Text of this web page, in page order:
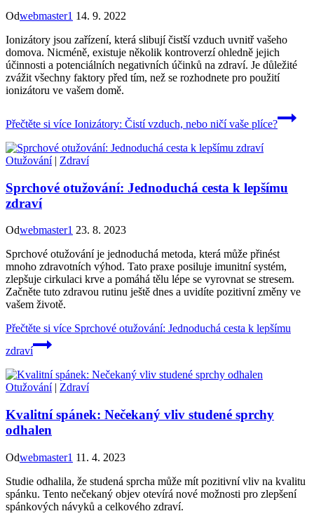
Odwebmaster1 14. 9. 2022
Ionizátory jsou zařízení, která slibují čistší vzduch uvnitř vašeho
domova. Nicméně, existuje několik kontroverzí ohledně jejich
účinnosti a potenciálních negativních účinků na zdraví. Je důležité
zvážit všechny faktory před tím, než se rozhodnete pro použití
ionizátoru ve vašem domě.
Přečtěte si více Ionizátory: Čistí vzduch, nebo ničí vaše plíce?
Otužování| Zdraví
Sprchové otužování: Jednoduchá cesta k lepšímu
zdraví
Odwebmaster1 23. 8. 2023
Sprchové otužování je jednoduchá metoda, která může přinést
mnoho zdravotních výhod. Tato praxe posiluje imunitní systém,
zlepšuje cirkulaci krve a pomáhá tělu lépe se vyrovnat se stresem.
Začněte tuto zdravou rutinu ještě dnes a uvidíte pozitivní změny ve
vašem životě.
Přečtěte si více Sprchové otužování: Jednoduchá cesta k lepšímu
zdraví
Otužování| Zdraví
Kvalitní spánek: Nečekaný vliv studené sprchy
odhalen
Odwebmaster1 11. 4. 2023
Studie odhalila, že studená sprcha může mít pozitivní vliv na kvalitu
spánku. Tento nečekaný objev otevírá nové možnosti pro zlepšení
spánkových návyků a celkového zdraví.